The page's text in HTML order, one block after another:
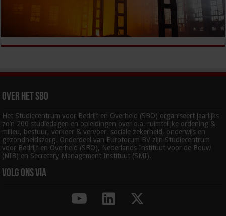
Over het SBO
Het Studiecentrum voor Bedrijf en Overheid (SBO) organiseert jaarlijks
zo’n 200 studiedagen en opleidingen over o.a. ruimtelijke ordening &
milieu, bestuur, verkeer & vervoer, sociale zekerheid, onderwijs en
gezondheidszorg. Onderdeel van Euroforum BV zijn Studiecentrum
voor Bedrijf en Overheid (SBO), Nederlands Instituut voor de Bouw
(NIB) en Secretary Management Instituut (SMI).
Volg ons via